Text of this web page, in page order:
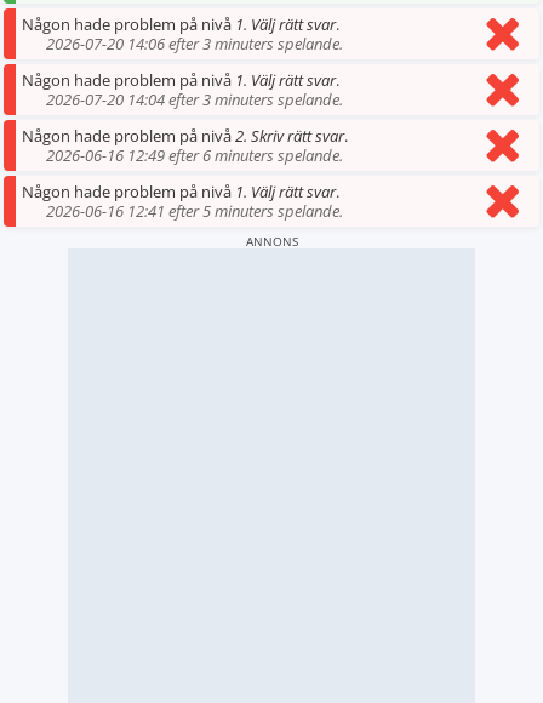
Någon hade problem på nivå 1. Välj rätt svar.
2026-07-20 14:06 efter 3 minuters spelande.
Någon hade problem på nivå 1. Välj rätt svar.
2026-07-20 14:04 efter 3 minuters spelande.
Någon hade problem på nivå2. Skriv rätt svar.
2026-06-16 12:49 efter 6 minuters spelande.
Någon hade problem på nivå 1. Välj rätt svar.
2026-06-16 12:41 efter 5 minuters spelande.
ANNONS